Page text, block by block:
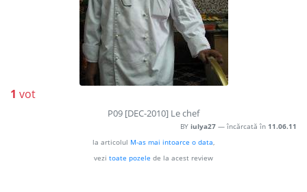
1 vot
P09 [DEC-2010] Le chef
BY iulya27 — încărcată în 11.06.11
la articolul M-as mai intoarce o data,
vezi toate pozele de la acest review